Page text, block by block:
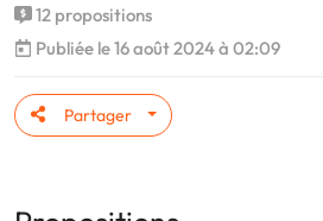
12 propositions
Publiée le 16 août 2024 à 02:09
Partager